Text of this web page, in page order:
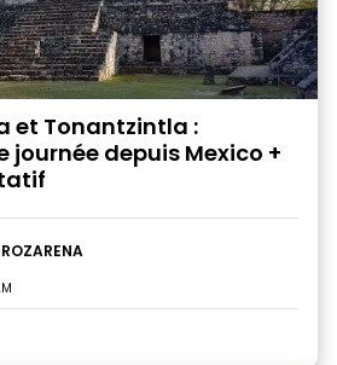
et Tonantzintla :
journée depuis Mexico +